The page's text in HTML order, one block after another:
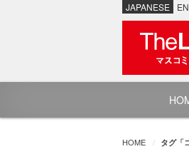
JAPANESE
HOME タグ「